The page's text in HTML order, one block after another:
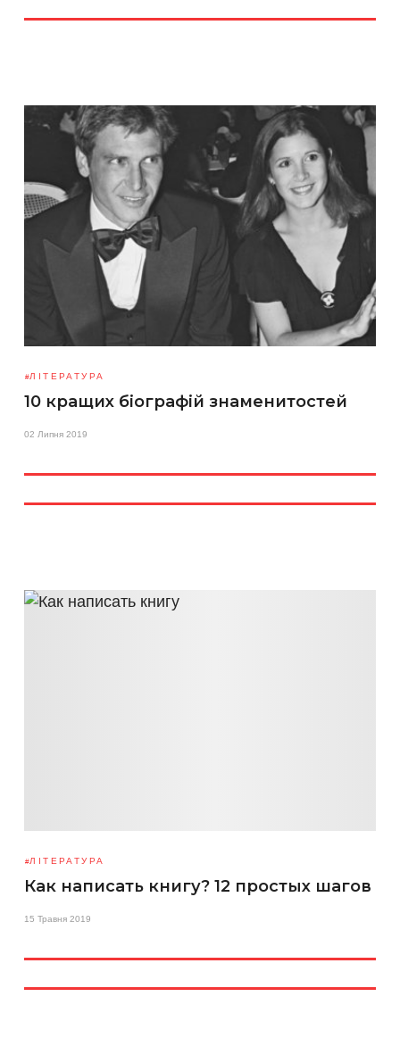
ЛІТЕРАТУРА
10 кращих біографій знаменитостей
02 Липня 2019
ЛІТЕРАТУРА
Как написать книгу? 12 простых шагов
15 Травня 2019